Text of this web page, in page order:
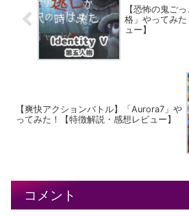
【恐怖の鬼ご
格」やってみ
ュー】
【爽快アクションバトル】「Aurora7」や
ってみた！【特徴解説・感想レビュー】
コメント